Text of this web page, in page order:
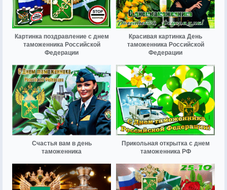
Картинка поздравление с днем
таможенника Российской
Федерации
Красивая картинка День
таможенника Российской
Федерации
Счастья вам в день
таможенника
Прикольная открытка с днем
таможенника РФ